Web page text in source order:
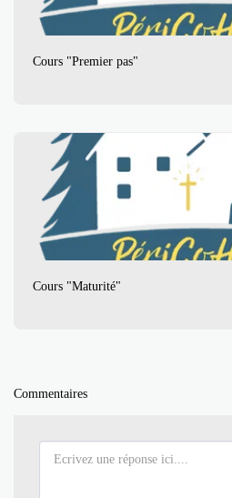
Cours "Premier pas"
Cours "Maturité"
Commentaires